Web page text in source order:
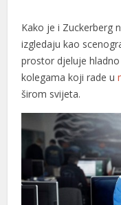
Kako je i Zuckerberg
izgledaju kao
prostor djeluje
kolegama koji rade u
širom svijeta.